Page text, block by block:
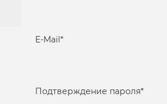
E-Mail*
Подтверждение пароля*